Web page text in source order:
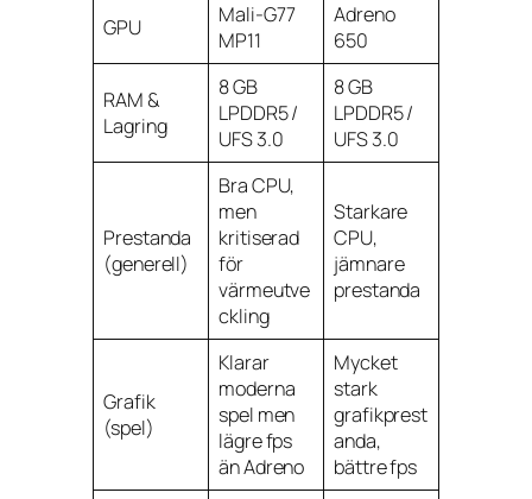
GPU
Mali-G77
MP11
Adreno
650
RAM &
Lagring
8 GB
LPDDR5 /
UFS 3.0
8 GB
LPDDR5 /
UFS 3.0
Prestanda
(generell)
Bra CPU,
men
kritiserad
för
värmeutve
ckling
Starkare
CPU,
jämnare
prestanda
Grafik
(spel)
Klarar
moderna
spel men
lägre fps
än Adreno
Mycket
stark
grafikprest
anda,
bättre fps